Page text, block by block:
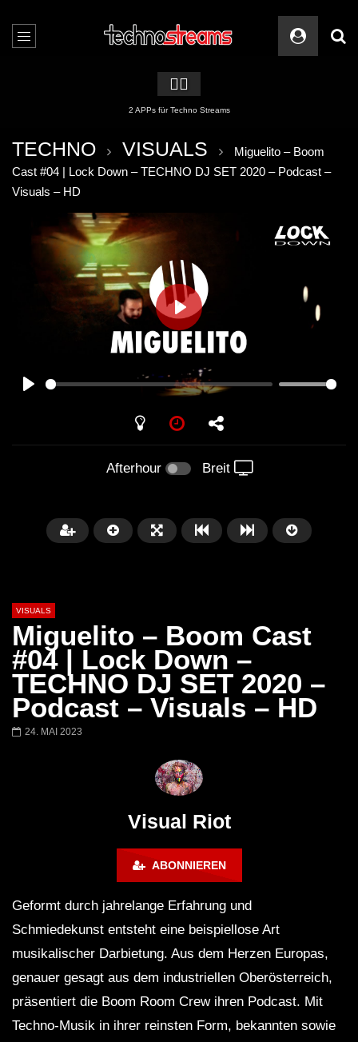
🏳️‍🌈
2 APPs für Techno Streams
TECHNO VISUALS
Miguelito – Boom
Cast #04 | Lock Down – TECHNO DJ SET 2020 – Podcast –
Visuals – HD
PLAY
Afterhour Breit
01:20:20
Techno Mix December 2023
ANDATA | Adam Beyer | Thomas
Schumacher | Space 92 | UMEK |
01:02:33
TECHNO HOUSE
VISUALS
Miguelito – Boom Cast
#04 | Lock Down –
TECHNO DJ SET 2020 –
Podcast – Visuals – HD
24. MAI 2023
Visual Riot
ABONNIEREN
Geformt durch jahrelange Erfahrung und
Schmiedekunst entsteht eine beispiellose Art
musikalischer Darbietung. Aus dem Herzen Europas,
genauer gesagt aus dem industriellen Oberösterreich,
präsentiert die Boom Room Crew ihren Podcast. Mit
Techno-Musik in ihrer reinsten Form, bekannten sowie